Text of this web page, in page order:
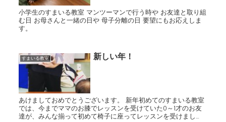
小学生のすまいる教室 マンツーマンで行う時や お友達と取り組
む日 お母さんと一緒の日や 母子分離の日 要望にもお応えしま
す。
すまいる教室 新しい年！
あけましておめでとうございます。 新年初めてのすまいる教室
では、今までママのお膝でレッスンを受けていた0～1才のお友
達が、みんな揃って初めて椅子に座ってレッスンを受けまし